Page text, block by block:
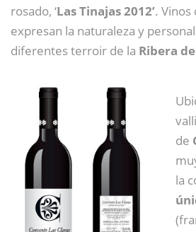
rosado, ‘Las Tinajas 2012’. Vinos
expresan la naturaleza y
diferentes terroir de la Ribera
de
la